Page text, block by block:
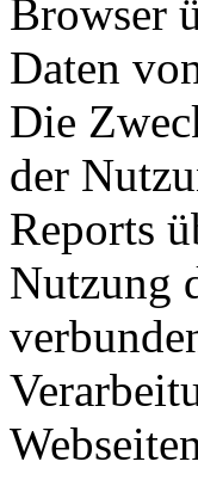
Browser
Daten
Die
der
Reports
Nutzung